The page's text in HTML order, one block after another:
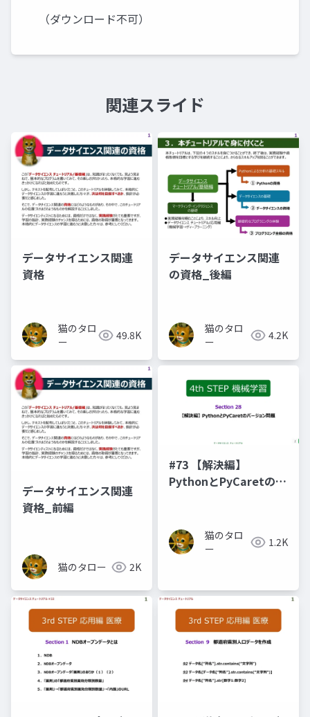
（ダウンロード不可）
関連スライド
データサイエンス関連
資格
猫のタロ
ー
49.8K
データサイエンス関連
の資格_後編
猫のタロ
ー
4.2K
データサイエンス関連
資格_前編
猫のタロー 2K
#73 【解決編】
PythonとPyCaretのバ
猫のタロ
ー
1.2K